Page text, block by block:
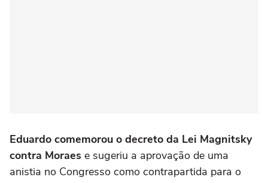
Eduardo comemorou o decreto da Lei Magnitsky
contra Moraes e sugeriu a aprovação de uma
anistia no Congresso como contrapartida para o